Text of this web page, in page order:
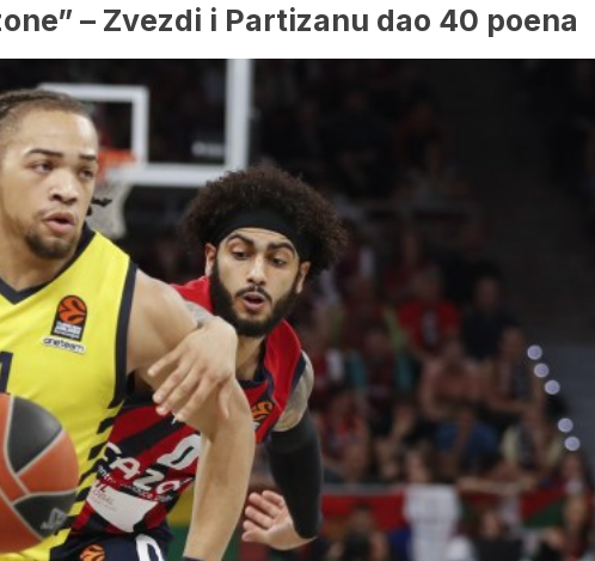
– Zvezdi i Partizanu dao 40 poena